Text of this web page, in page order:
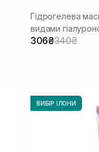
Гідрогелева
видами
306₴340₴
ВИБІР ІЛОНИ